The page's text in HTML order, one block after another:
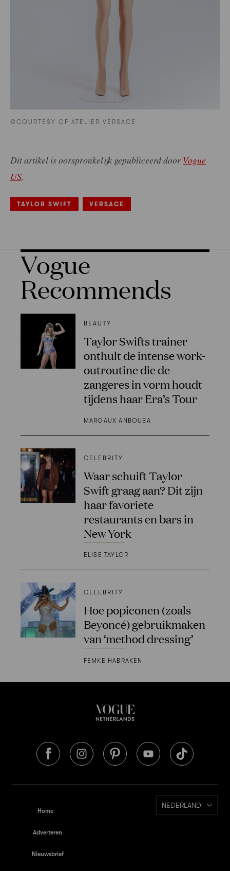
©COURTESY OF ATELIER VERSACE
Dit artikel is oorspronkelijk gepubliceerd door Vogue
US.
TAYLOR SWIFT VERSACE
Vogue
Recommends
BEAUTY
Taylor Swifts trainer
onthult de intense work-
outroutine die de
zangeres in vorm houdt
tijdens haar Era’s Tour
MARGAUX ANBOUBA
CELEBRITY
Waar schuift Taylor
Swift graag aan? Dit zijn
haar favoriete
restaurants en bars in
New York
ELISE TAYLOR
CELEBRITY
Hoe popiconen (zoals
Beyoncé) gebruikmaken
van ‘method dressing’
FEMKE HABRAKEN
Home
Adverteren
Nieuwsbrief
NEDERLAND